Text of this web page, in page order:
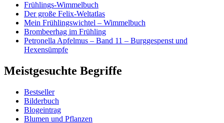
Frühlings-Wimmelbuch
Der große Felix-Weltatlas
Mein Frühlingswichtel – Wimmelbuch
Brombeerhag im Frühling
Petronella Apfelmus – Band 11 – Burggespenst und
Hexensümpfe
Meistgesuchte Begriffe
Bestseller
Bilderbuch
Blogeintrag
Blumen und Pflanzen